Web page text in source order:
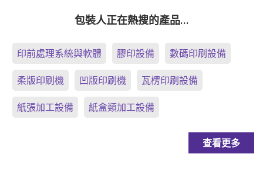
包裝人正在熱搜的產品…
印前處理系統與軟體 膠印設備 數碼印刷設備
柔版印刷機 凹版印刷機 瓦楞印刷設備
紙張加工設備 紙盒類加工設備
查看更多